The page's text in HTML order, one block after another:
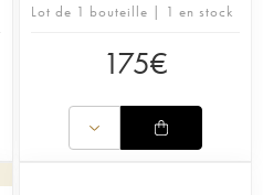
Lot de 1 bouteille | 1 en stock
175€